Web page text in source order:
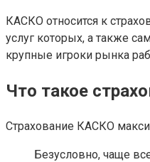
КАСКО относится к
услуг которых, а также
крупные игроки рынка
Что такое
Страхование КАСКО
Безусловно, чаще